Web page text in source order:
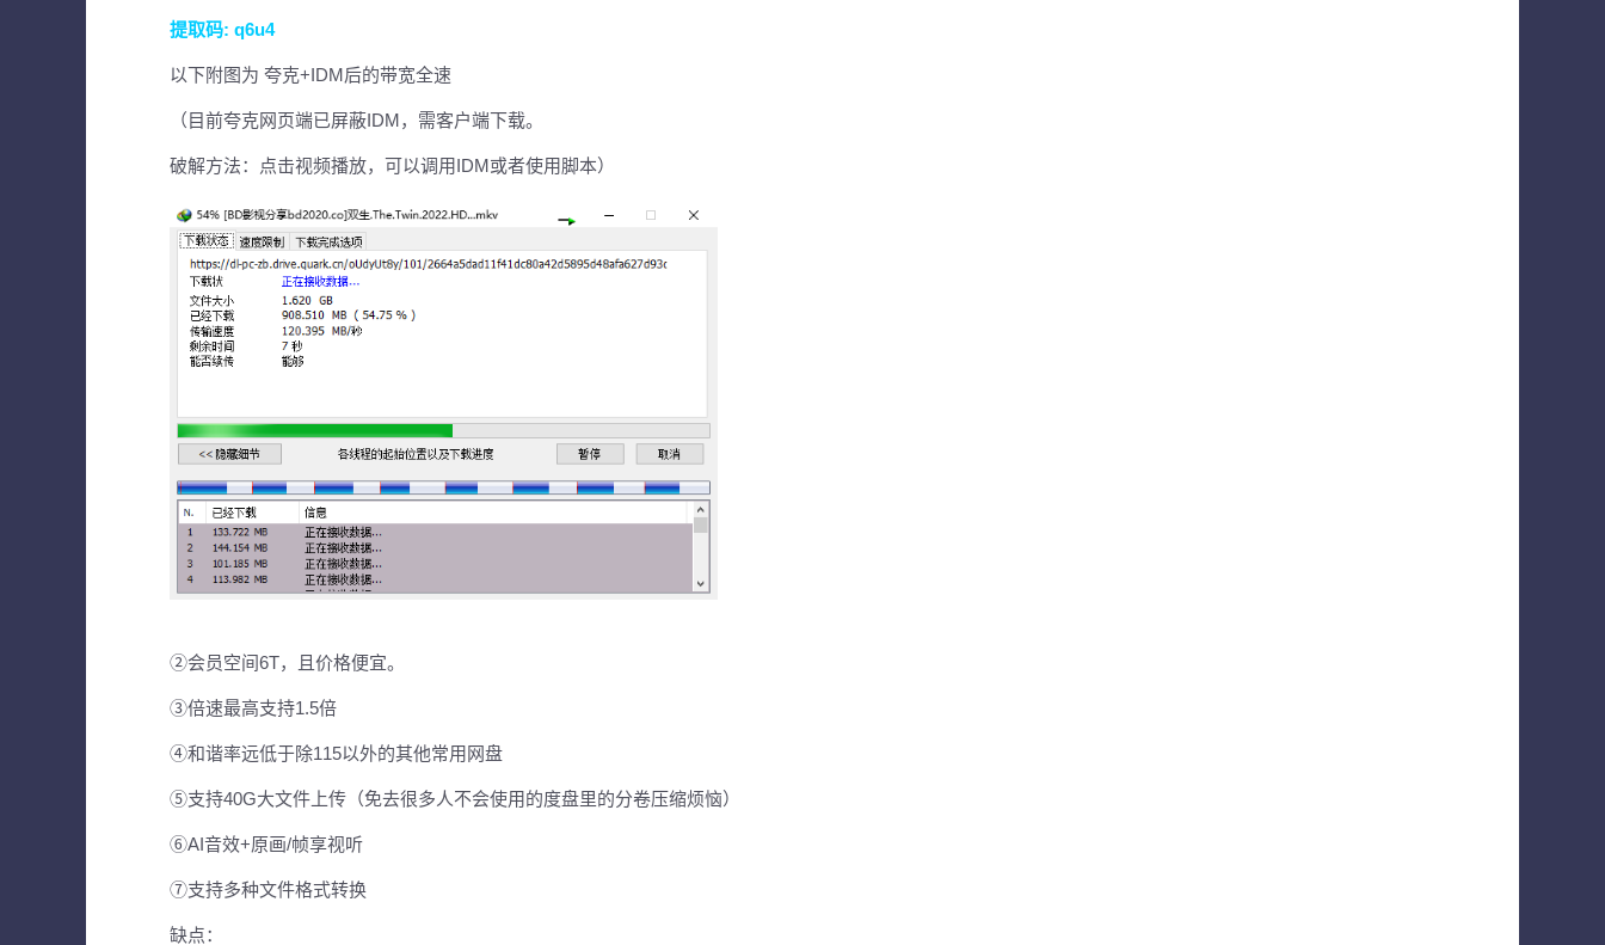
提取码: q6u4
以下附图为 夸克+IDM后的带宽全速
（目前夸克网页端已屏蔽IDM，需客户端下载。
破解方法：点击视频播放，可以调用IDM或者使用脚本）
②会员空间6T，且价格便宜。
③倍速最高支持1.5倍
④和谐率远低于除115以外的其他常用网盘
⑤支持40G大文件上传（免去很多人不会使用的度盘里的分卷压缩烦恼）
⑥AI音效+原画/帧享视听
⑦支持多种文件格式转换
缺点：